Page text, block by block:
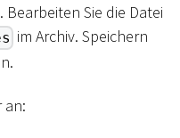
Sie die Datei
im Archiv. Speichern
an: